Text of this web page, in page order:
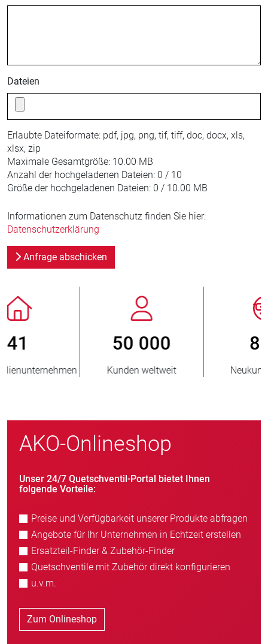
Dateien
Erlaubte Dateiformate: pdf, jpg, png, tif, tiff, doc, docx, xls,
xlsx, zip
Maximale Gesamtgröße: 10.00 MB
Anzahl der hochgeladenen Dateien: 0 / 10
Größe der hochgeladenen Dateien: 0 / 10.00 MB
Informationen zum Datenschutz finden Sie hier:
Datenschutzerklärung
Anfrage abschicken
Neukunden/Jahr
> 3 500 000
verkaufte Einheiten
AKO-Onlineshop
Unser 24/7 Quetschventil-Portal bietet Ihnen
folgende Vorteile:
Preise und Verfügbarkeit unserer Produkte abfragen
Angebote für Ihr Unternehmen in Echtzeit erstellen
Ersatzteil-Finder & Zubehör-Finder
Quetschventile mit Zubehör direkt konfigurieren
u.v.m.
Zum Onlineshop